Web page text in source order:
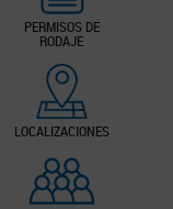
PERMISOS DE
RODAJE
LOCALIZACIONES